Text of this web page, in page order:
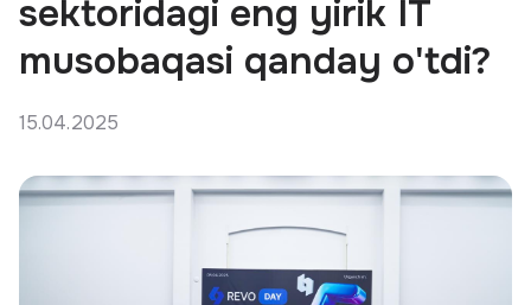
sektoridagi eng yirik IT
musobaqasi qanday o'tdi?
15.04.2025